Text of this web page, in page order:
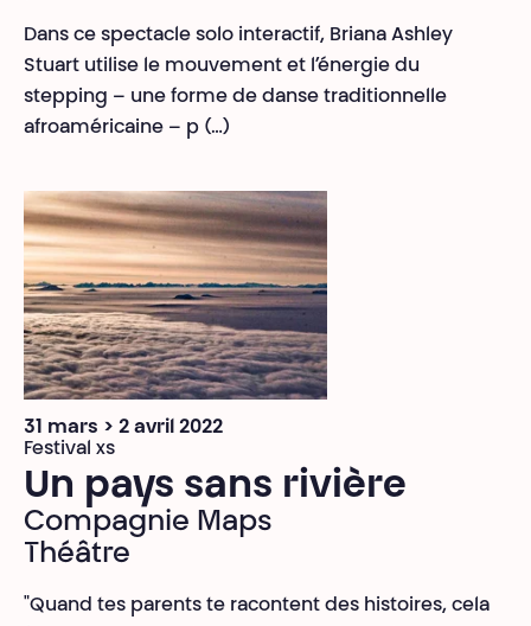
Dans ce spectacle solo interactif, Briana Ashley
Stuart utilise le mouvement et l’énergie du
stepping – une forme de danse traditionnelle
afroaméricaine – p (…)
31 mars > 2 avril 2022
Festival xs
Un pays sans rivière
Compagnie Maps
Théâtre
"Quand tes parents te racontent des histoires, cela